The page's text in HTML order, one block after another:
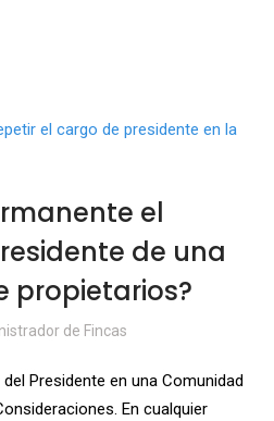
el
de una
propietarios?
de Fincas
Presidente en una Comunidad
En cualquier